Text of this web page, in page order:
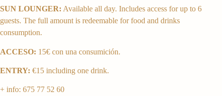
SUN LOUNGER: Available all day. Includes access for up to 6
guests. The full amount is redeemable for food and drinks
consumption.
ACCESO: 15€ con una consumición.
ENTRY: €15 including one drink.
+ info: 675 77 52 60